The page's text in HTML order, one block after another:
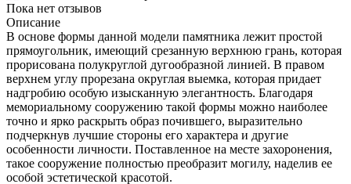
Пока нет отзывов
Описание
В основе формы данной модели памятника лежит простой
прямоугольник, имеющий срезанную верхнюю грань, которая
прорисована полукруглой дугообразной линией. В правом
верхнем углу прорезана округлая выемка, которая придает
надгробию особую изысканную элегантность. Благодаря
мемориальному сооружению такой формы можно наиболее
точно и ярко раскрыть образ почившего, выразительно
подчеркнув лучшие стороны его характера и другие
особенности личности. Поставленное на месте захоронения,
такое сооружение полностью преобразит могилу, наделив ее
особой эстетической красотой.